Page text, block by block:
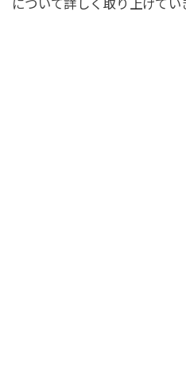
について詳しく取り上げてい